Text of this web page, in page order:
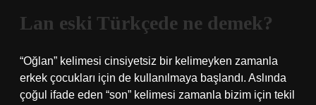
Lan eski Türkçede ne demek?
“Oğlan” kelimesi cinsiyetsiz bir kelimeyken zamanla
erkek çocukları için de kullanılmaya başlandı. Aslında
çoğul ifade eden “son” kelimesi zamanla bizim için tekil